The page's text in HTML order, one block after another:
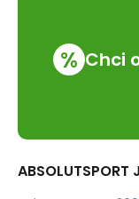
% Chci
ABSOLUTSPORT